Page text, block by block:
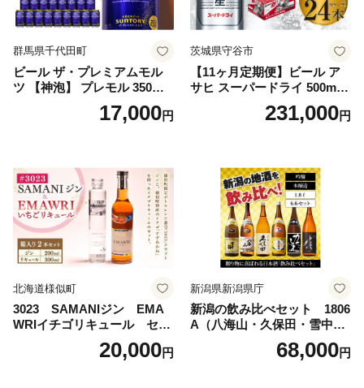
群馬県千代田町
ビール ザ・プレミアムモル
ツ 【神泡】 プレモル 350ml
× 24本 サントリー〈天然水の
ビール工場〉群馬※沖縄・離
17,000円
茨城県守谷市
【11ヶ月定期便】ビール ア
サヒ スーパードライ 500ml 2
4本 1ケース×11ヶ月 | アサヒ
ビール 究極の辛口 酒 お酒 ア
uper dry 11回 缶ビール 缶 ギ
フト 内祝い 茨城県守谷市 送
料無料
231,000円
北海道様似町
3023 SAMANIジン EMA
WRIイチゴリキュール セッ
ト（箱入り）【大人の味 酒
お酒 洋酒 スピリッツ クラフ
20,000円
新潟県新潟県庁
新潟の飲み比べセット 1806
A（八海山・久保田・雪中
梅・越乃寒梅・かたふね・千
68,000円